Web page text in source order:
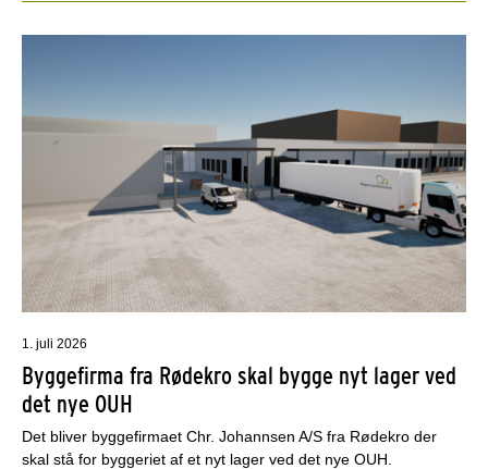
1. juli 2026
Byggefirma fra Rødekro skal bygge nyt lager ved
det nye OUH
Det bliver byggefirmaet Chr. Johannsen A/S fra Rødekro der
skal stå for byggeriet af et nyt lager ved det nye OUH.